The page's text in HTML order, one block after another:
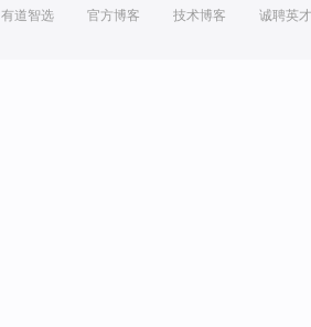
有道智选 官方博客 技术博客 诚聘英才